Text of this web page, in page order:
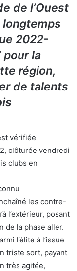
de l’Ouest
2022-
pour la
région,
de talents
vérifiée
clôturée vendredi
clubs en
les contre-
l’extérieur, posant
de la phase aller.
l’élite à l’issue
triste sort, payant
très agitée,